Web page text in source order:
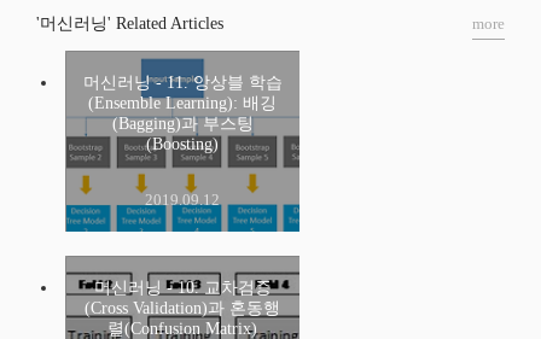
'머신러닝' Related Articles
머신러닝 - 11. 앙상블 학습
(Ensemble Learning): 배깅
(Bagging)과 부스팅
(Boosting)
2019.09.12
머신러닝 - 10. 교차검증
(Cross Validation)과 혼동행
렬(Confusion Matrix)
more